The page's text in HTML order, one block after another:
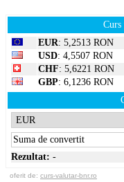
Curs
EUR: 5,2513 RON
USD: 4,5507 RON
CHF: 5,6221 RON
GBP: 6,1236 RON
Rezultat: -
oferit de: curs-valutar-bnr.ro